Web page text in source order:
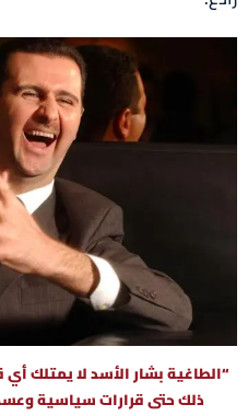
“الطاغية بشار الأسد لا يمتلك أي
ذلك حتى قرارات سياسية